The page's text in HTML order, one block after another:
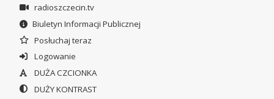
radioszczecin.tv
Biuletyn Informacji Publicznej
Posłuchaj teraz
Logowanie
DUŻA CZCIONKA
DUŻY KONTRAST